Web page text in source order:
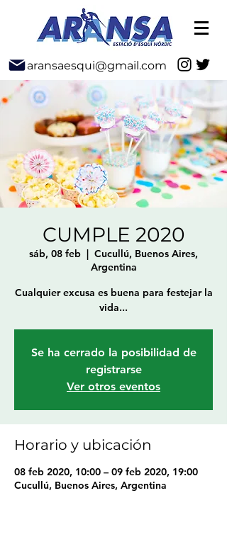
aransaesqui@gmail.com
CUMPLE 2020
sáb, 08 feb
  |
Cucullú, Buenos Aires,
Argentina
Cualquier excusa es buena para festejar la
vida...
Se ha cerrado la posibilidad de
registrarse
Ver otros eventos
Horario y ubicación
08 feb 2020, 10:00 – 09 feb 2020, 19:00
Cucullú, Buenos Aires, Argentina